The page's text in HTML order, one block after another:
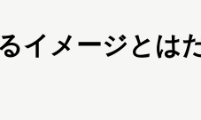
メージとは